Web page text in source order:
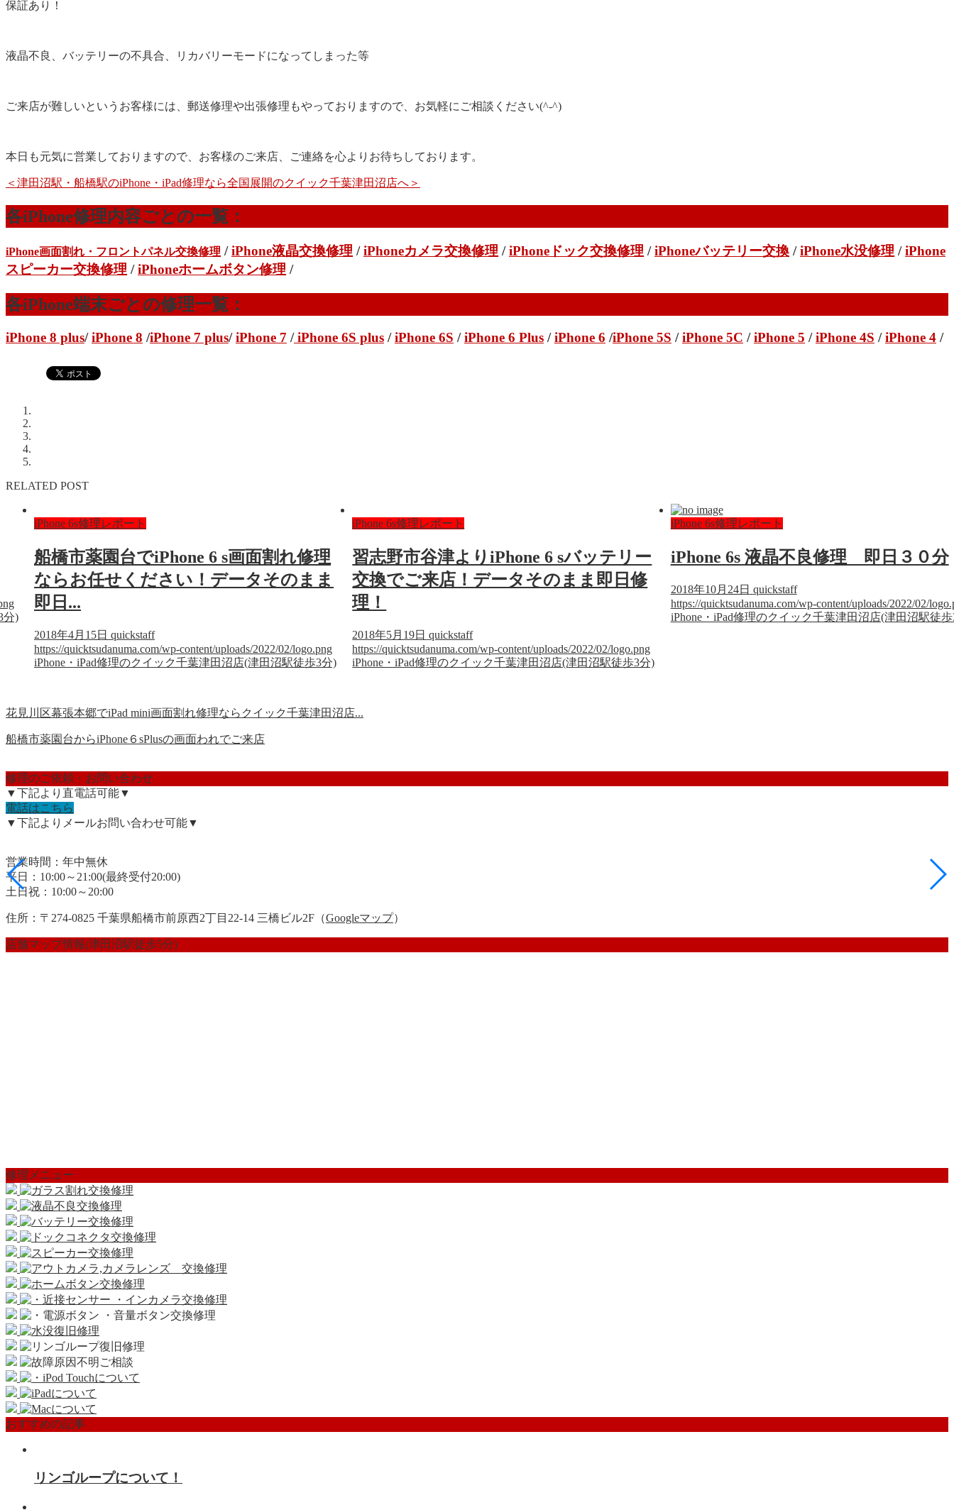
保証あり！
液晶不良、バッテリーの不具合、リカバリーモードになってしまった等
ご来店が難しいというお客様には、郵送修理や出張修理もやっておりますので、お気軽にご相談ください(^-^)
本日も元気に営業しておりますので、お客様のご来店、ご連絡を心よりお待ちしております。
＜津田沼駅・船橋駅のiPhone・iPad修理なら全国展開のクイック千葉津田沼店へ＞
各iPhone修理内容ごとの一覧：
iPhone画面割れ・フロントパネル交換修理 /iPhone液晶交換修理 /iPhoneカメラ交換修理 /iPhoneドック交換修理 /iPhoneバッテリー交換 /iPhone水没修理 /iPhone
スピーカー交換修理 /iPhoneホームボタン修理 /
各iPhone端末ごとの修理一覧：
iPhone 8 plus/iPhone 8 /iPhone 7 plus/iPhone 7 /iPhone 6S plus /iPhone 6S /iPhone 6 Plus /iPhone 6 /iPhone 5S /iPhone 5C /iPhone 5 /iPhone 4S /iPhone 4 /
RELATED POST
分)
iPhone 6s修理レポート
船橋市薬園台でiPhone 6 s画面割れ修理
ならお任せください！データそのまま
即日...
2018年4月15日 quickstaff
https://quicktsudanuma.com/wp-content/uploads/2022/02/logo.png
iPhone・iPad修理のクイック千葉津田沼店(津田沼駅徒歩3分)
iPhone 6s修理レポート
習志野市谷津よりiPhone 6 sバッテリー
交換でご来店！データそのまま即日修
理！
2018年5月19日 quickstaff
https://quicktsudanuma.com/wp-content/uploads/2022/02/logo.png
iPhone・iPad修理のクイック千葉津田沼店(津田沼駅徒歩3分)
iPhone 6s修理レポート
iPhone 6s 液晶不良修理 即日３０分
2018年10月24日 quickstaff
https://quicktsudanuma.com/wp-content/uploads/2022/02/
iPhone・iPad修理のクイック千葉津田沼店(津田沼駅徒
花見川区幕張本郷でiPad mini画面割れ修理ならクイック千葉津田沼店...
船橋市薬園台からiPhone６sPlusの画面われでご来店
修理のご依頼・お問い合わせ
▼下記より直電話可能▼
電話はこちら
▼下記よりメールお問い合わせ可能▼
営業時間：年中無休
平日：10:00～21:00(最終受付20:00)
土日祝：10:00～20:00
住所：〒274-0825 千葉県船橋市前原西2丁目22-14 三橋ビル2F（Googleマップ）
店舗マップ情報(津田沼駅徒歩5分)
修理メニュー
おすすめの記事
リンゴループについて！